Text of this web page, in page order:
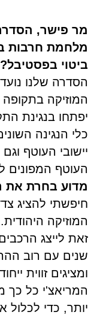
מר פישר,
מלחמת חרבות
ביטוי בפסטיבל?
הסדרה שלנו
המוזיקה
יפתחו בנגינת
כלי הנגינה
יישובי העוטף
העוטף המפונים
מדוע בחרת את
חיפשתי להציג
המוזיקה
זאת לייצג
שנים עם רוב
ומציגים זווית
המריאצ'י כל כך
יותר, כדי